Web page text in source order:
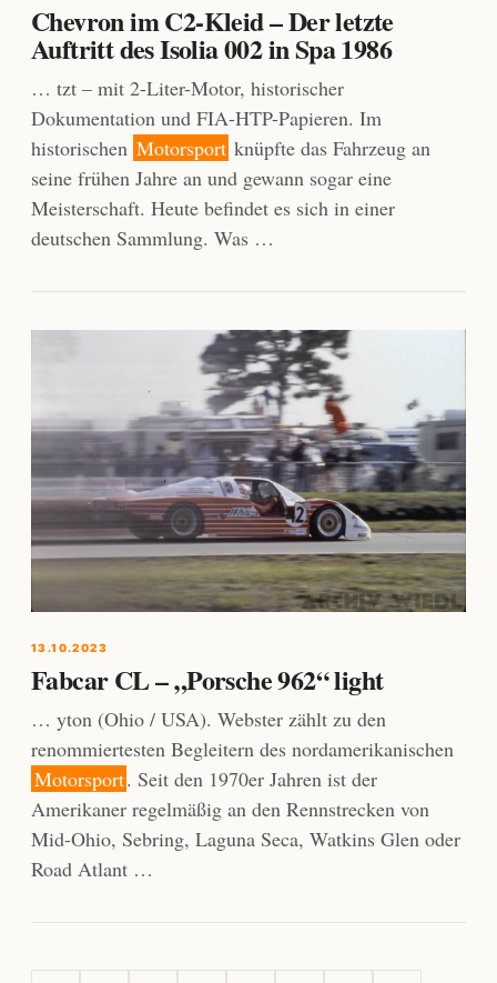
Chevron im C2-Kleid – Der letzte
Auftritt des Isolia 002 in Spa 1986
… tzt – mit 2-Liter-Motor, historischer
Dokumentation und FIA-HTP-Papieren. Im
historischen Motorsport knüpfte das Fahrzeug an
seine frühen Jahre an und gewann sogar eine
Meisterschaft. Heute befindet es sich in einer
deutschen Sammlung. Was …
13.10.2023
Fabcar CL – „Porsche 962“ light
… yton (Ohio / USA). Webster zählt zu den
renommiertesten Begleitern des nordamerikanischen
Motorsport. Seit den 1970er Jahren ist der
Amerikaner regelmäßig an den Rennstrecken von
Mid-Ohio, Sebring, Laguna Seca, Watkins Glen oder
Road Atlant …